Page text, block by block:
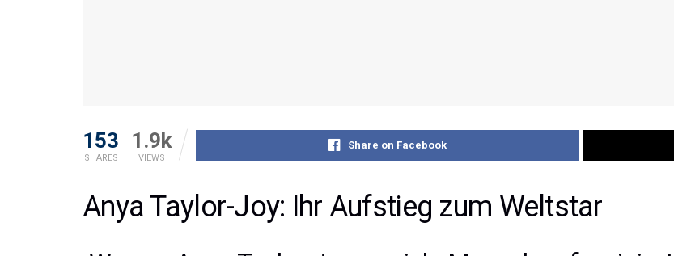
153
SHARES
1.9k
VIEWS
Share on Facebook
Anya Taylor-Joy: Ihr Aufstieg zum Weltstar